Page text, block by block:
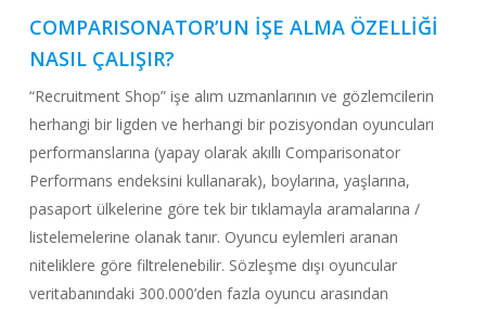
COMPARISONATOR’UN İŞE ALMA ÖZELLİĞİ
NASIL ÇALIŞIR?
“Recruitment Shop” işe alım uzmanlarının ve gözlemcilerin
herhangi bir ligden ve herhangi bir pozisyondan oyuncuları
performanslarına (yapay olarak akıllı Comparisonator
Performans endeksini kullanarak), boylarına, yaşlarına,
pasaport ülkelerine göre tek bir tıklamayla aramalarına /
listelemelerine olanak tanır. Oyuncu eylemleri aranan
niteliklere göre filtrelenebilir. Sözleşme dışı oyuncular
veritabanındaki 300.000’den fazla oyuncu arasından